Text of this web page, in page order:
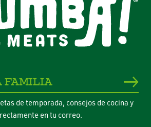
FAMILIA
de temporada, consejos de cocina y
en tu correo.